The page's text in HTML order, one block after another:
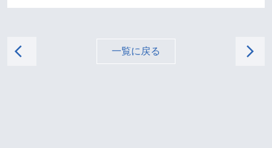
arrow_back_ios 一覧に戻る arrow_forward_ios